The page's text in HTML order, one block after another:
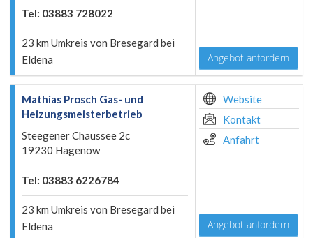
Tel: 03883 728022
23 km Umkreis von Bresegard bei
Eldena
Angebot anfordern
Mathias Prosch Gas- und
Heizungsmeisterbetrieb
Steegener Chaussee 2c
19230 Hagenow
Tel: 03883 6226784
23 km Umkreis von Bresegard bei
Eldena
Website
Kontakt
Anfahrt
Angebot anfordern